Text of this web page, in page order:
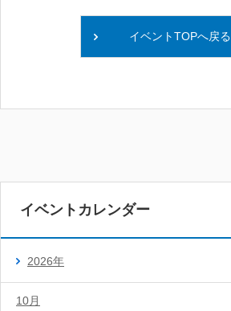
イベントTOPへ戻る
イベントカレンダー
2026年
10月